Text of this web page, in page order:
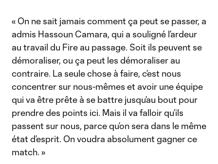
« On ne sait jamais comment ça peut se passer, a
admis Hassoun Camara, qui a souligné l’ardeur
au travail du Fire au passage. Soit ils peuvent se
démoraliser, ou ça peut les démoraliser au
contraire. La seule chose à faire, c’est nous
concentrer sur nous-mêmes et avoir une équipe
qui va être prête à se battre jusqu’au bout pour
prendre des points ici. Mais il va falloir qu’ils
passent sur nous, parce qu’on sera dans le même
état d’esprit. On voudra absolument gagner ce
match. »